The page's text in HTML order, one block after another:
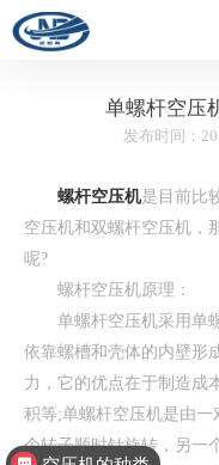
单螺杆空压
发布时间：
螺杆空压机是目前比
空压机和双螺杆空压机，
呢?
螺杆空压机原理：
单螺杆空压机采用单螺
依靠螺槽和壳体的内壁形
力，它的优点在于制造成
积等;单螺杆空压机是由
个转子顺时针旋转，另一